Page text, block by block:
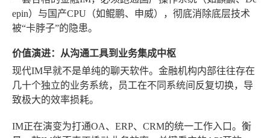
epin）与国产CPU（如鲲鹏、申威），彻底消除底层技术
被“卡脖子”的隐患。
价值演进：从沟通工具到业务集成中枢
现代IM早就不是单纯的聊天软件。金融机构内部往往存在
几十个独立的业务系统，员工在不同系统间反复切换，导
致极大的效率损耗。
IM正在演变为打通OA、ERP、CRM的统一工作入口。衡